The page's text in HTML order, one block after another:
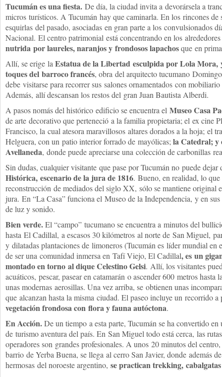
Tucumán es una fiesta. De día, la ciudad invita a devorársela a
micros turísticos. A Tucumán hay que caminarla. En los rincones de
esquirlas del pasado, asociadas en gran parte a los convulsionados
Nacional. El centro patrimonial está concentrando en los
nutrida por laureles, naranjos y frondosos lapachosque en
Allí, se erige la Estatua de la Libertad esculpida por Lola Mora,
toques del barroco francés, obra del arquitecto tucumano
debe visitarse para recorrer sus salones ornamentados con
Además, allí descansan los restos del gran Juan Bautista Alberdi.
A pasos nomás del histórico edificio se encuentra el Museo Casa
de arte decorativo que perteneció a la familia propietaria; el ex cine
Francisco, la cual atesora maravillosos altares dorados a la hoja; el
Helguera, con un patio interior forrado de mayólicas; la Catedral; y
Avellaneda, donde puede apreciarse una colección de carbonillas
Sin dudas, cualquier visitante que pase por Tucumán no puede
Histórica, escenario de la jura de 1816. Bueno, en realidad, lo que
reconstrucción de mediados del siglo XX, sólo se mantiene original
jura. En “La Casa” funciona el Museo de la Independencia, y en
de luz y sonido.
Bien verde.El “campo” tucumano se encuentra a minutos del
hasta El Cadillal, a escasos 30 kilómetros al norte de San Miguel,
y dilatadas plantaciones de limoneros (Tucumán es líder mundial en
de ser una comunidad inmersa en Tafí Viejo, El Cadillal, es un
montado en torno al dique Celestino Gelsi. Allí, los visitantes
acuáticos, pescar, pasear en catamarán o ascender 600 metros
unas modernas aerosillas. Una vez arriba, se obtienen unas
que alcanzan hasta la misma ciudad. El paseo incluye un recorrido
vegetación frondosa con flora y fauna autóctona.
En Acción.De un tiempo a esta parte, Tucumán se ha convertido
de turismo aventura del país. En San Miguel todo está cerca, las
operadores son grandes profesionales. A unos 20 minutos del
barrio de Yerba Buena, se llega al cerro San Javier, donde además
hermosas del noroeste argentino, se practican trekking,